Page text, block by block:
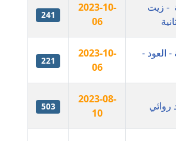
انجي مطاوع
القاضي
الدواخلي
- زيت
2023-10-
06
241
- العود -
2023-10-
06
221
2023-08-
10
503